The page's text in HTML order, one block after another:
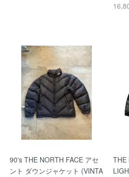
90's THE NORTH FACE アセ
ント ダウンジャケット (VINTA
THE